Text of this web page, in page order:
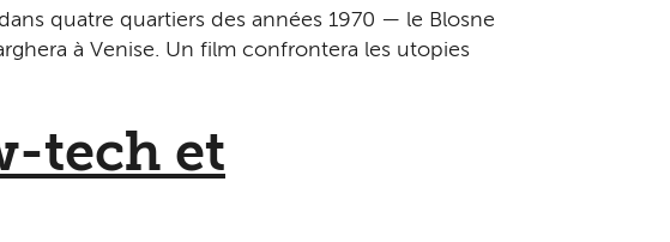
quatre quartiers des années 1970 — le Blosne
à Venise. Un film confrontera les utopies
tech et